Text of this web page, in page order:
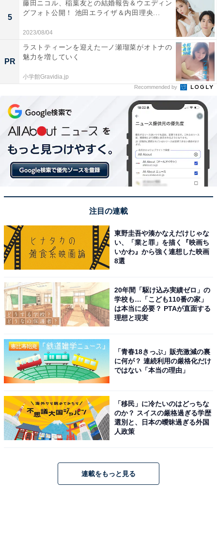
5
藤田ニコル、稲葉友との結婚報告＆ウエディン
グフォト公開！ 池田エライザ＆内田理央...
2023/08/04
PR
ラストティーンを迎えた一ノ瀬瑠菜がオトナの
魅力を増していく
小学館Gravidia.jp
Recommended by
注目の連載
東野圭吾や湊かなえだけじゃな
い、「業と罪」を描く『映画ち
いかわ』から強く連想した映画
8選
20年間「駆け込み実績ゼロ」の
学校も…「こども110番の家」
は本当に必要？ PTAが直面する
理想と現実
「青春18きっぷ」販売激減の裏
に何が？ 連続利用の厳格化だけ
ではない「本当の理由」
「移民」に冷たいのはどっちな
のか？ スイスの厳格過ぎる学歴
選別と、日本の曖昧過ぎる外国
人政策
連載をもっと見る